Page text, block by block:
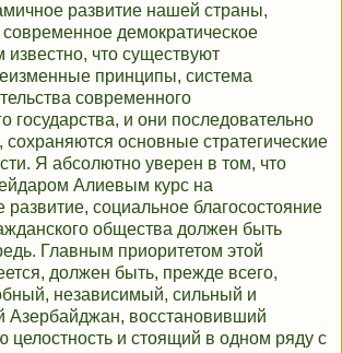
развитие нашей страны,
демократическое
известно, что существуют
принципы, система
современного
государства, и они последовательно
сохраняются основные стратегические
Я абсолютно уверен в том, что
Алиевым курс на
развитие, социальное благосостояние
общества должен быть
Главным приоритетом этой
должен быть, прежде всего,
независимый, сильный и
Азербайджан, восстановивший
целостность и стоящий в одном ряду с